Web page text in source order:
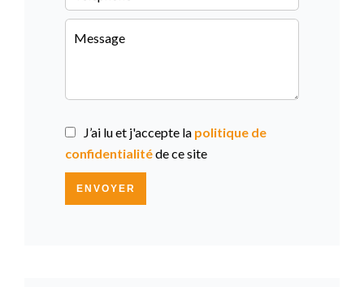
J’ai lu et j'accepte la politique de
confidentialitéde ce site
ENVOYER